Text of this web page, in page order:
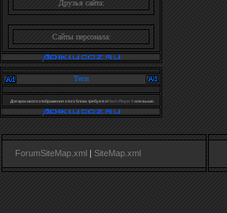
Друзья сайта:
Сайты персонала:
Теги
Для красивого отображения этого блока требуетсяFlash Player 9или выше.
ForumSiteMap.xml | SiteMap.xml